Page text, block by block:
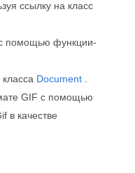
ссылку на класс
помощью функции-
Document
GIF с помощью
в качестве